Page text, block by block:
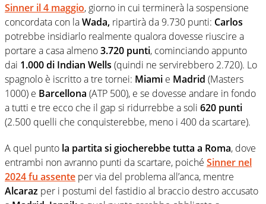
Sinner il 4 maggio, giorno in cui terminerà la sospensione
concordata con laWada, ripartirà da 9.730 punti: Carlos
potrebbe insidiarlo realmente qualora dovesse riuscire a
portare a casa almeno3.720 punti, cominciando appunto
dai 1.000 di Indian Wells (quindi ne servirebbero 2.720). Lo
spagnolo è iscritto a tre tornei: Miami e Madrid (Masters
1000) e Barcellona (ATP 500), e se dovesse andare in fondo
a tutti e tre ecco che il gap si ridurrebbe a soli 620 punti
(2.500 quelli che conquisterebbe, meno i 400 da scartare).
A quel punto la partita si giocherebbe tutta a Roma, dove
entrambi non avranno punti da scartare, poiché Sinner nel
2024 fu assente per via del problema all’anca, mentre
Alcaraz per i postumi del fastidio al braccio destro accusato